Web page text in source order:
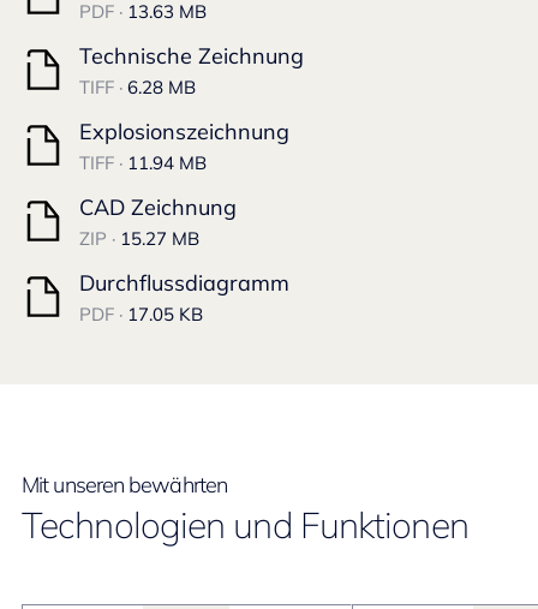
PDF · 13.63 MB
Technische Zeichnung
TIFF · 6.28 MB
Explosionszeichnung
TIFF · 11.94 MB
CAD Zeichnung
ZIP · 15.27 MB
Durchflussdiagramm
PDF · 17.05 KB
Mit unseren bewährten
Technologien und Funktionen